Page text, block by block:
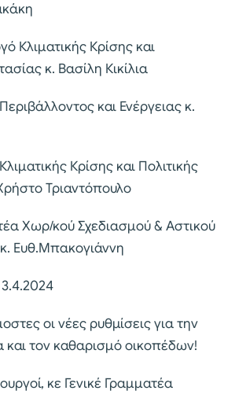
Κλιματικής Κρίσης και
κ. Βασίλη Κικίλια
και Ενέργειας κ.
Κρίσης και Πολιτικής
Τριαντόπουλο
Χωρ/κού Σχεδιασμού & Αστικού
Ευθ.Μπακογιάννη
οι νέες ρυθμίσεις για την
τον καθαρισμό οικοπέδων!
κε Γενικέ Γραμματέα